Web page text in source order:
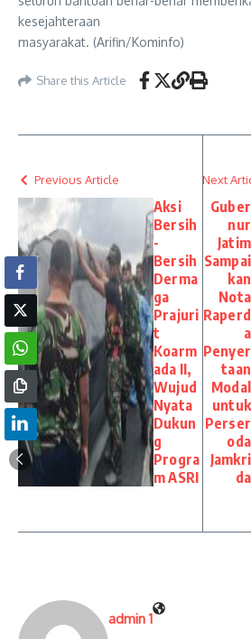
kesejahteraan
masyarakat. (Arifin/Kominfo)
Share this Article
Previous Article
Aksi
Bersih
-
Bersih
Derma
ga
Prajuri
t
Koarm
ada II,
Wujud
Nyata
Dukun
g
Progra
m ASRI
Next
Guber
nur
Jatim
Sampai
kan
Nota
Raperd
a
Penyer
taan
Modal
untuk
Perser
oda
Jamkri
da
admin 1